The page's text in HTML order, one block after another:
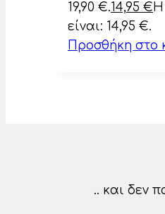
19,90 €.14,95 €Η
είναι: 14,95 €.
Προσθήκη στο
.. και δεν